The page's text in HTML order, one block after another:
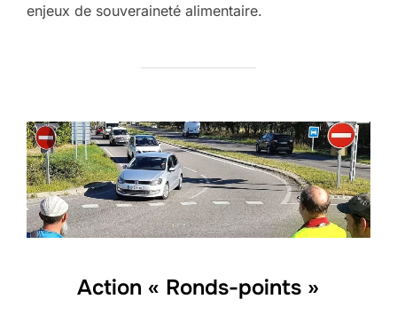
enjeux de souveraineté alimentaire.
Action « Ronds-points »